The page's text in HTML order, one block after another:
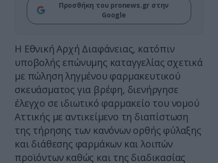
Προσθήκη του pronews.gr στην
Google
Η Εθνική Αρχή Διαφάνειας, κατόπιν
υποβολής επώνυμης καταγγελίας σχετικά
με πώληση ληγμένου φαρμακευτικού
σκευάσματος για βρέφη, διενήργησε
έλεγχο σε ιδιωτικό φαρμακείο του νομού
Αττικής με αντικείμενο τη διαπίστωση
της τήρησης των κανόνων ορθής φύλαξης
και διάθεσης φαρμάκων και λοιπών
προϊόντων καθώς και της διαδικασίας